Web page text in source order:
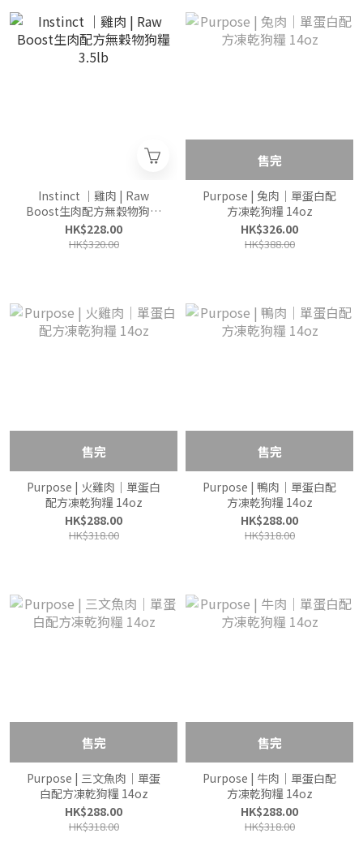
Instinct ｜雞肉 | Raw
Boost生肉配方無穀物狗糧
3.5lb
HK$228.00
HK$320.00
售完
Purpose | 兔肉｜單蛋白配
方凍乾狗糧 14oz
HK$326.00
HK$388.00
售完
Purpose | 火雞肉｜單蛋白
配方凍乾狗糧 14oz
HK$288.00
HK$318.00
售完
Purpose | 鴨肉｜單蛋白配
方凍乾狗糧 14oz
HK$288.00
HK$318.00
售完
Purpose | 三文魚肉｜單蛋
白配方凍乾狗糧 14oz
HK$288.00
HK$318.00
售完
Purpose | 牛肉｜單蛋白配
方凍乾狗糧 14oz
HK$288.00
HK$318.00